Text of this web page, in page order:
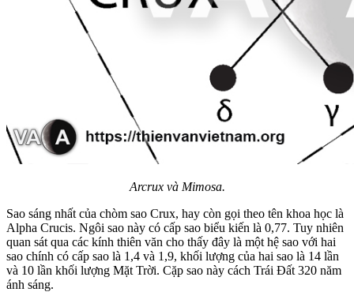
Arcrux và Mimosa.
Sao sáng nhất của chòm sao Crux, hay còn gọi theo tên khoa học là
Alpha Crucis. Ngôi sao này có cấp sao biểu kiến là 0,77. Tuy nhiên
quan sát qua các kính thiên văn cho thấy đây là một hệ sao với hai
sao chính có cấp sao là 1,4 và 1,9, khối lượng của hai sao là 14 lần
và 10 lần khối lượng Mặt Trời. Cặp sao này cách Trái Đất 320 năm
ánh sáng.